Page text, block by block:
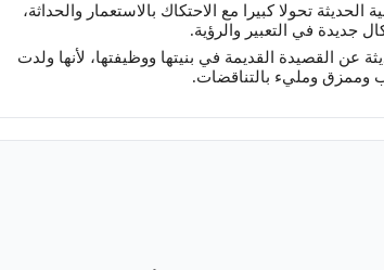
الحديثة تحولا كبيرا مع الاحتكاك بالاستعمار والحداثة،
جديدة في التعبير والرؤية.
عن القصيدة القديمة في بنيتها ووظيفتها، لأنها ولدت
ومليء بالتناقضات.